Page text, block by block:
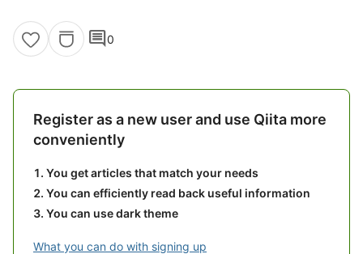
comment0
Register as a new user and use Qiita more
conveniently
You get articles that match your needs
You can efficiently read back useful information
You can use dark theme
What you can do with signing up